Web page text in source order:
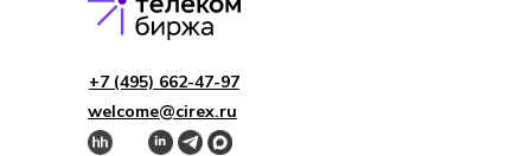
welcome@cirex.ru
+7 (495) 662-4 7-97